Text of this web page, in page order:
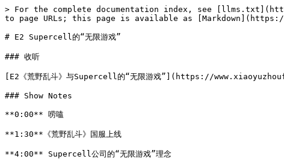
> For the complete documentation index, see
to page URLs; this page is available as
# E2 Supercell的“无限游戏”
### 收听
[E2《荒野乱斗》与Supercell的“无限游戏”](https://
### Show Notes
**0:00** 唠嗑
**1:30**《荒野乱斗》国服上线
**4:00** Supercell公司的“无限游戏”理念